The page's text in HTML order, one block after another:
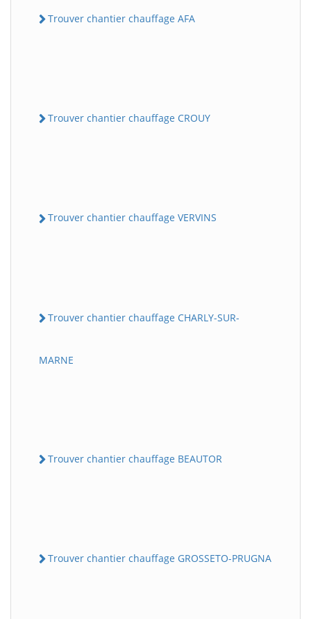
Trouver chantier chauffage AFA
Trouver chantier chauffage CROUY
Trouver chantier chauffage VERVINS
Trouver chantier chauffage CHARLY-SUR-
MARNE
Trouver chantier chauffage BEAUTOR
Trouver chantier chauffage GROSSETO-PRUGNA